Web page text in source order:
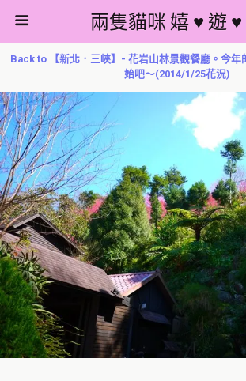
兩隻貓咪 嬉 ♥ 遊 ♥
Back to 【新北．三峽】- 花岩山林景觀餐廳。今年
始吧～(2014/1/25花況)